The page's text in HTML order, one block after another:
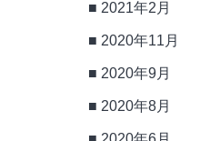
2021年2月
2020年11月
2020年9月
2020年8月